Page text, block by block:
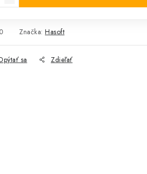
Značka: Hasoft
sa Zdieľať